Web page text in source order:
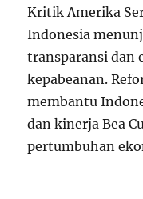
Kritik Amerika
Indonesia
transparansi dan
kepabeanan.
membantu
dan kinerja Bea
pertumbuhan